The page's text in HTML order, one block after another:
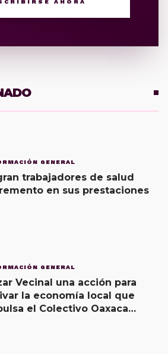
AHORA
GENERAL
trabajadores de salud
en sus prestaciones
GENERAL
Vecinal una acción para
la economía local que
el Colectivo Oaxaca